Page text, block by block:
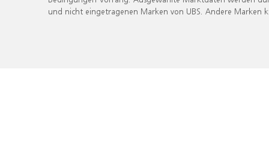
und nicht eingetragenen Marken von UBS. Andere Marken